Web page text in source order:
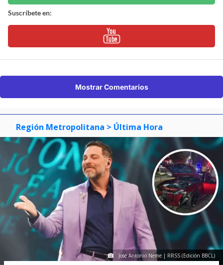
Suscríbete en:
Mostrar Comentarios
Región Metropolitana > Última Hora
José Antonio Neme | RRSS (Edición BBCL)